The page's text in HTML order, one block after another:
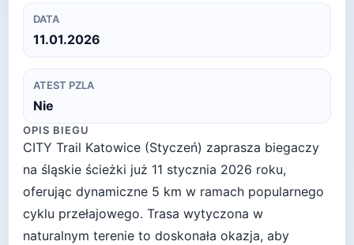
DATA
11.01.2026
ATEST PZLA
Nie
OPIS BIEGU
CITY Trail Katowice (Styczeń) zaprasza biegaczy
na śląskie ścieżki już 11 stycznia 2026 roku,
oferując dynamiczne 5 km w ramach popularnego
cyklu przełajowego. Trasa wytyczona w
naturalnym terenie to doskonała okazja, aby